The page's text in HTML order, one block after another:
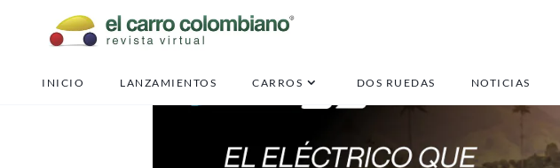
INICIO LANZAMIENTOS CARROS DOS RUEDAS NOTICIAS